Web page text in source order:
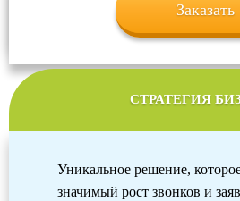
Заказать
СТРАТЕГИЯ
Уникальное решение,
значимый рост звонков и